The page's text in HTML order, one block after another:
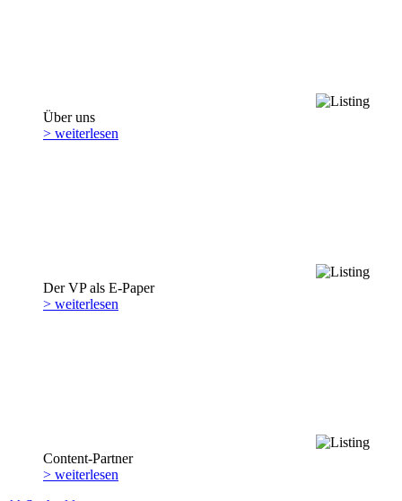
Über uns
> weiterlesen
Der VP als E-Paper
> weiterlesen
Content-Partner
> weiterlesen